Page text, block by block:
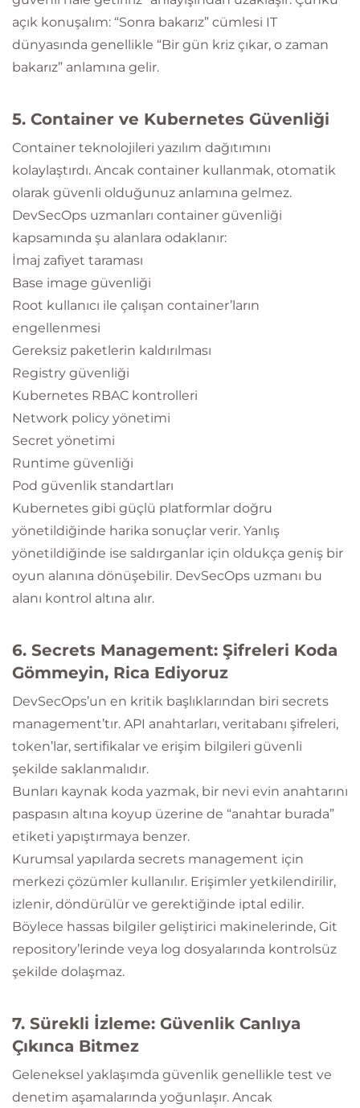
açık konuşalım: “Sonra bakarız” cümlesi IT
dünyasında genellikle “Bir gün kriz çıkar, o zaman
bakarız” anlamına gelir.
5. Container ve Kubernetes Güvenliği
Container teknolojileri yazılım dağıtımını
kolaylaştırdı. Ancak container kullanmak, otomatik
olarak güvenli olduğunuz anlamına gelmez.
DevSecOps uzmanları container güvenliği
kapsamında şu alanlara odaklanır:
İmaj zafiyet taraması
Base image güvenliği
Root kullanıcı ile çalışan container’ların
engellenmesi
Gereksiz paketlerin kaldırılması
Registry güvenliği
Kubernetes RBAC kontrolleri
Network policy yönetimi
Secret yönetimi
Runtime güvenliği
Pod güvenlik standartları
Kubernetes gibi güçlü platformlar doğru
yönetildiğinde harika sonuçlar verir. Yanlış
yönetildiğinde ise saldırganlar için oldukça geniş bir
oyun alanına dönüşebilir. DevSecOps uzmanı bu
alanı kontrol altına alır.
6. Secrets Management: Şifreleri Koda
Gömmeyin, Rica Ediyoruz
DevSecOps’un en kritik başlıklarından biri secrets
management’tır. API anahtarları, veritabanı şifreleri,
token’lar, sertifikalar ve erişim bilgileri güvenli
şekilde saklanmalıdır.
Bunları kaynak koda yazmak, bir nevi evin anahtarını
paspasın altına koyup üzerine de “anahtar burada”
etiketi yapıştırmaya benzer.
Kurumsal yapılarda secrets management için
merkezi çözümler kullanılır. Erişimler yetkilendirilir,
izlenir, döndürülür ve gerektiğinde iptal edilir.
Böylece hassas bilgiler geliştirici makinelerinde, Git
repository’lerinde veya log dosyalarında kontrolsüz
şekilde dolaşmaz.
7. Sürekli İzleme: Güvenlik Canlıya
Çıkınca Bitmez
Geleneksel yaklaşımda güvenlik genellikle test ve
denetim aşamalarında yoğunlaşır. Ancak